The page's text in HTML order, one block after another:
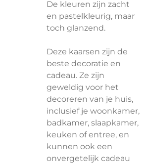
De kleuren zijn zacht
en pastelkleurig, maar
toch glanzend.
Deze kaarsen zijn de
beste decoratie en
cadeau. Ze zijn
geweldig voor het
decoreren van je huis,
inclusief je woonkamer,
badkamer, slaapkamer,
keuken of entree, en
kunnen ook een
onvergetelijk cadeau